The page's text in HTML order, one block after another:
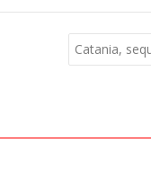
Catania,